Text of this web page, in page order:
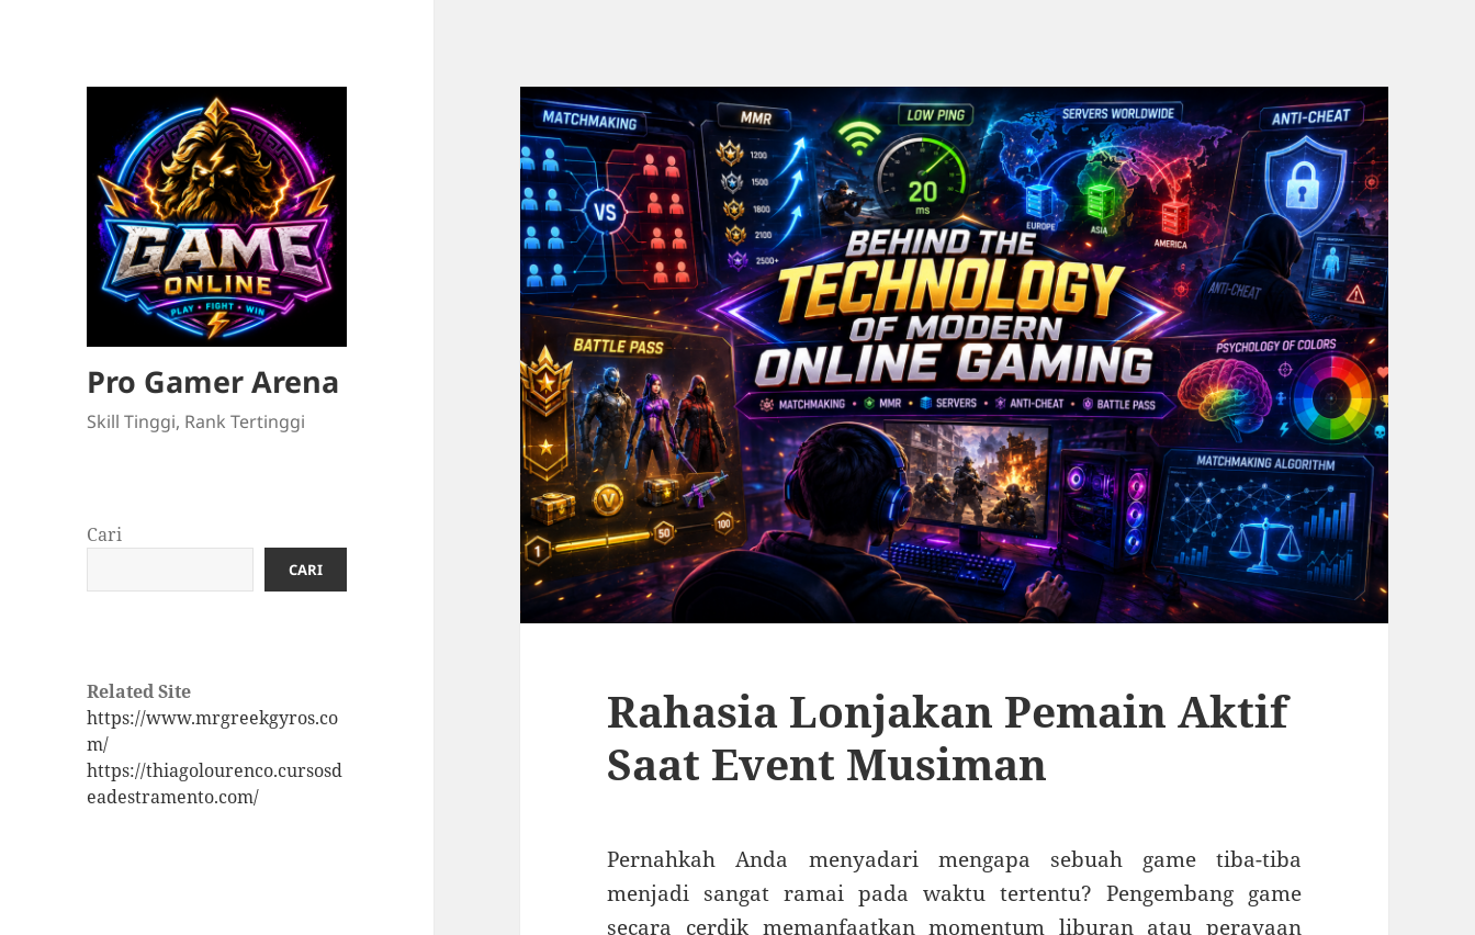
Pro Gamer Arena
Skill Tinggi, Rank Tertinggi
Cari
CARI
Related Site
https://www.mrgreekgyros.co
m/
https://thiagolourenco.cursosd
eadestramento.com/
Rahasia Lonjakan Pemain Aktif
Saat Event Musiman
Pernahkah Anda menyadari mengapa sebuah game tiba-tiba
menjadi sangat ramai pada waktu tertentu? Pengembang game
secara cerdik memanfaatkan momentum liburan atau perayaan